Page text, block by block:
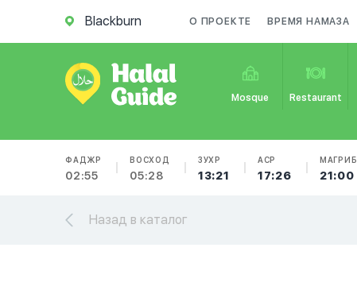
Blackburn О ПРОЕКТЕ ВРЕМЯ НАМАЗА
Mosque Restaurant
ФАДЖР
02:55
ВОСХОД
05:28
ЗУХР
13:21
АСР
17:26
МАГРИБ
21:00
Назад в каталог